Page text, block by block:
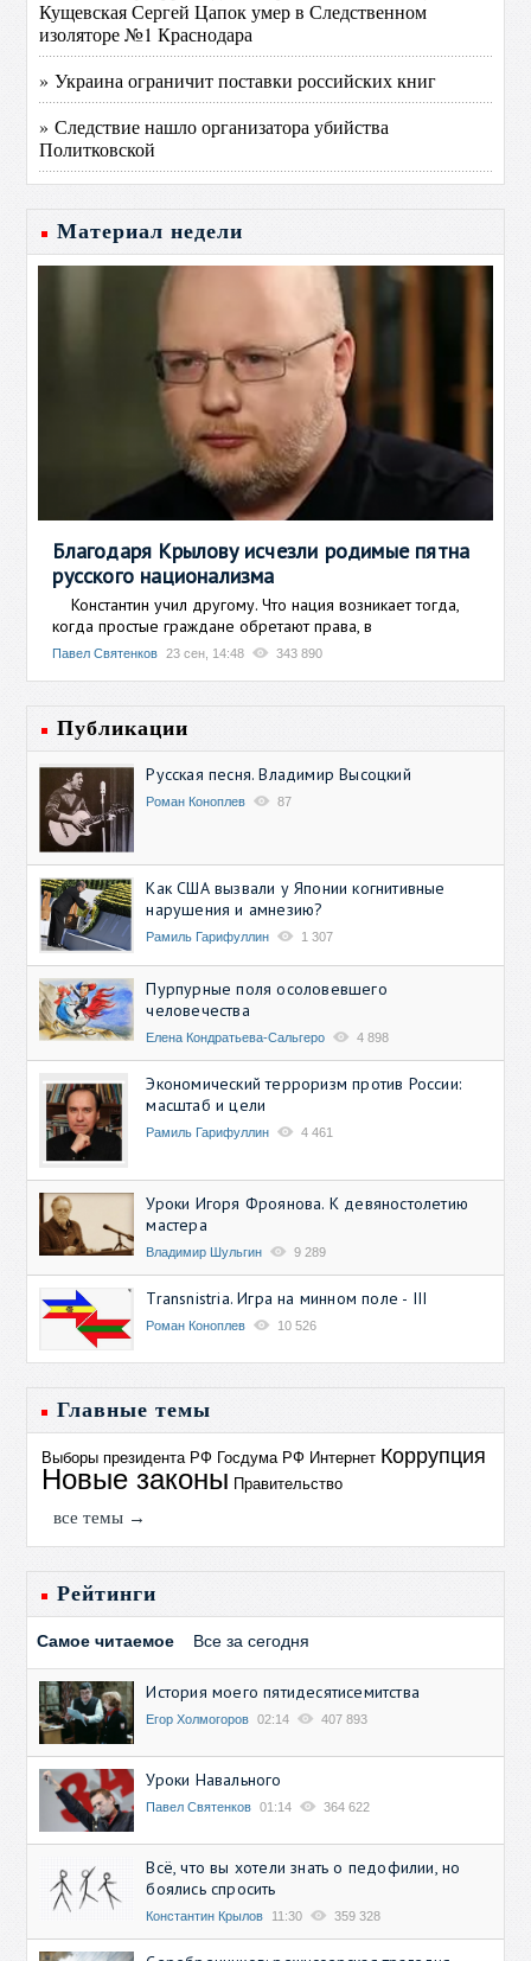
Кущевская Сергей Цапок умер в Следственном
изоляторе №1 Краснодара
» Украина ограничит поставки российских книг
» Следствие нашло организатора убийства
Политковской
Материал недели
Благодаря Крылову исчезли родимые пятна
русского национализма
Константин учил другому. Что нация возникает тогда,
когда простые граждане обретают права, в
Павел Святенков 23 сен, 14:48 343 890
Публикации
Русская песня. Владимир Высоцкий
Роман Коноплев 87
Как США вызвали у Японии когнитивные
нарушения и амнезию?
Рамиль Гарифуллин 1 307
Пурпурные поля осоловевшего
человечества
Елена Кондратьева-Сальгеро 4 898
Экономический терроризм против России:
масштаб и цели
Рамиль Гарифуллин 4 461
Уроки Игоря Фроянова. К девяностолетию
мастера
Владимир Шульгин 9 289
Transnistria. Игра на минном поле - III
Роман Коноплев 10 526
Главные темы
Выборы президента РФ Госдума РФ Интернет Коррупция
Новые законы Правительство
все темы →
Рейтинги
Самое читаемое Все за сегодня
История моего пятидесятисемитства
Егор Холмогоров 02:14 407 893
Уроки Навального
Павел Святенков 01:14 364 622
Всё, что вы хотели знать о педофилии, но
боялись спросить
Константин Крылов 11:30 359 328